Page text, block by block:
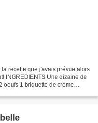
recette que j'avais prévue alors
INGREDIENTS Une dizaine de
oeufs 1 briquette de crème